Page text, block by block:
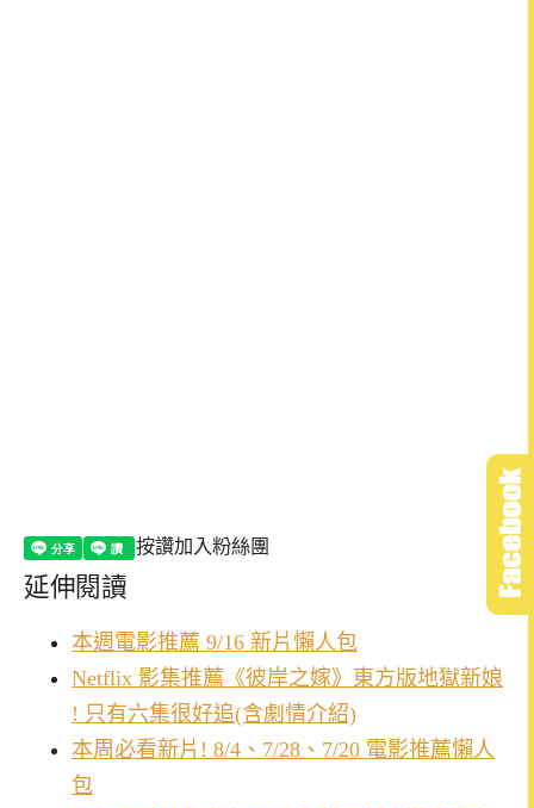
按讚加入粉絲團
延伸閱讀
本週電影推薦 9/16 新片懶人包
Netflix 影集推薦《彼岸之嫁》東方版地獄新娘
! 只有六集很好追(含劇情介紹)
本周必看新片! 8/4、7/28、7/20 電影推薦懶人
包